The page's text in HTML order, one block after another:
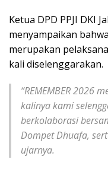
Ketua DPD PPJI DKI
menyampaikan
merupakan
kali diselenggarakan.
“REMEMBER 2026
kalinya kami
berkolaborasi
Dompet Dhuafa,
ujarnya.